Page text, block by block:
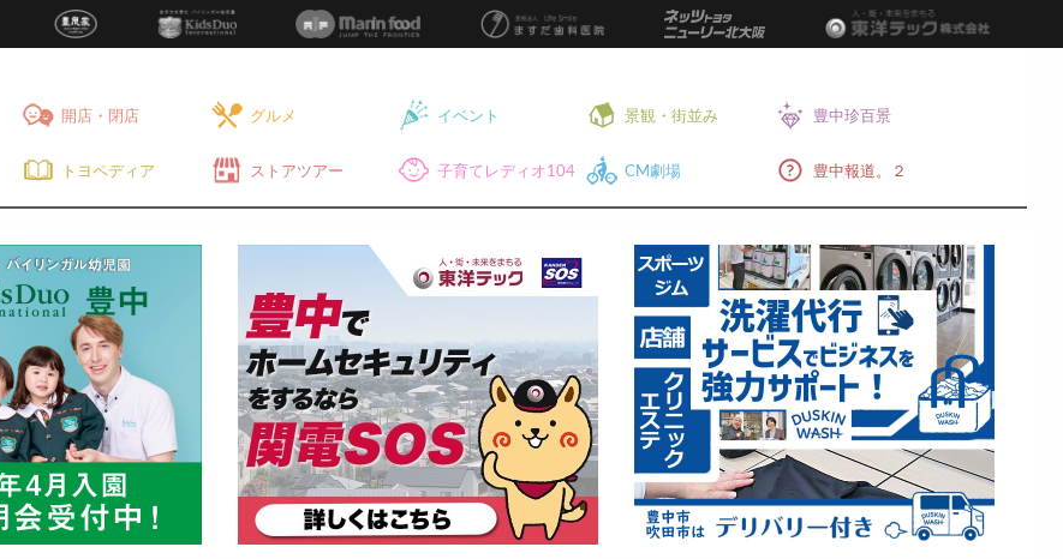
開店・閉店 グルメ イベント 景観・街並み 豊中珍百景
トヨペディア ストアツアー 子育てレディオ104 CM劇場 豊中報道。２